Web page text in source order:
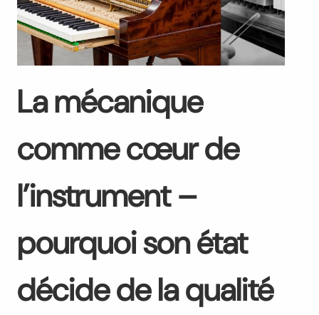
La mécanique
comme cœur de
l’instrument –
pourquoi son état
décide de la qualité